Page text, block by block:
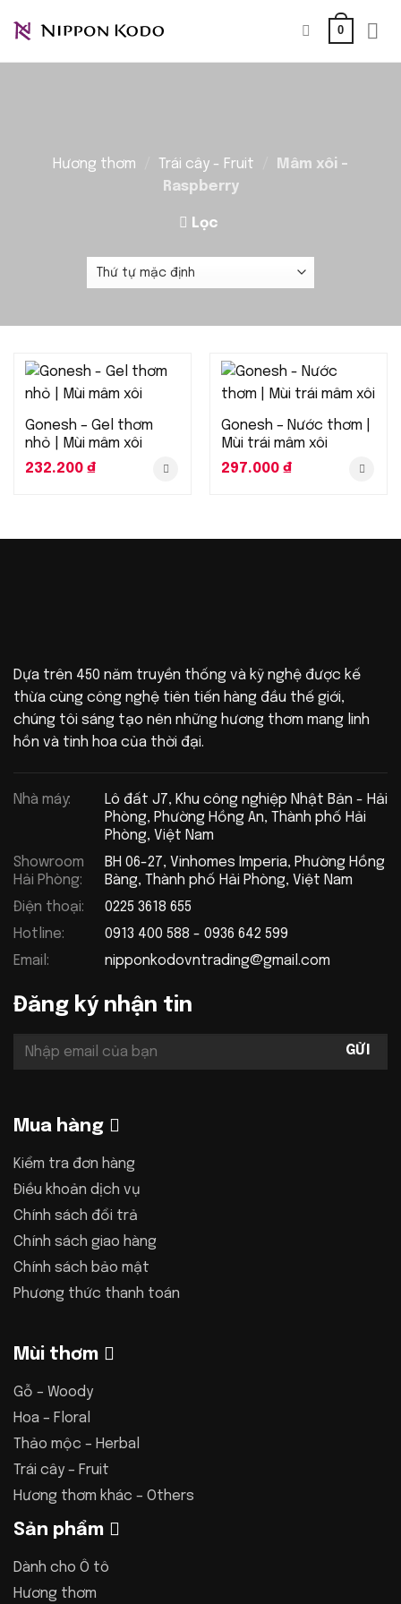
qua
0
Hương thơm Trái cây - Fruit
Mâm xôi -
Raspberry
Lọc
Gonesh – Gel thơm
nhỏ | Mùi mâm xôi
232.200 ₫
Gonesh – Nước thơm |
Mùi trái mâm xôi
297.000 ₫
Dựa trên 450 năm truyền thống và kỹ nghệ được kế
thừa cùng công nghệ tiên tiến hàng đầu thế giới,
chúng tôi sáng tạo nên những hương thơm mang linh
hồn và tinh hoa của thời đại.
Nhà máy:
Lô đất J7, Khu công nghiệp Nhật Bản - Hải
Phòng, Phường Hồng An, Thành phố Hải
Phòng, Việt Nam
Showroom
Hải Phòng:
BH 06-27, Vinhomes Imperia, Phường Hồng
Bàng, Thành phố Hải Phòng, Việt Nam
Điện thoại:
0225 3618 655
Hotline:
0913 400 588 - 0936 642 599
Email:
nipponkodovntrading@gmail.com
Đăng ký nhận tin
Mua hàng
Kiểm tra đơn hàng
Điều khoản dịch vụ
Chính sách đổi trả
Chính sách giao hàng
Chính sách bảo mật
Phương thức thanh toán
Mùi thơm
Gỗ – Woody
Hoa – Floral
Thảo mộc – Herbal
Trái cây – Fruit
Hương thơm khác – Others
Sản phẩm
Dành cho Ô tô
Hương thơm